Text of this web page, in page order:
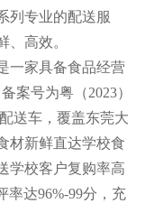
列专业的配送服
、高效。
一家具备食品经营
案号为粤（2023）
送车，覆盖东莞大
材新鲜直达学校食
学校客户复购率高
率达96%-99分，充